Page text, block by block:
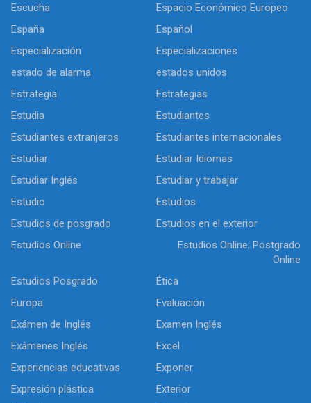
Escucha
Espacio Económico Europeo
España
Español
Especialización
Especializaciones
estado de alarma
estados unidos
Estrategia
Estrategias
Estudia
Estudiantes
Estudiantes extranjeros
Estudiantes internacionales
Estudiar
Estudiar Idiomas
Estudiar Inglés
Estudiar y trabajar
Estudio
Estudios
Estudios de posgrado
Estudios en el exterior
Estudios Online
Estudios Online; Postgrado
Online
Estudios Posgrado
Ética
Europa
Evaluación
Exámen de Inglés
Examen Inglés
Exámenes Inglés
Excel
Experiencias educativas
Exponer
Expresión plástica
Exterior